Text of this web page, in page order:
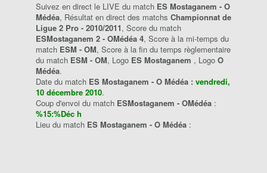
Suivez en direct le LIVE du match ES Mostaganem - O
Médéa, Résultat en direct des matchs Championnat de
Ligue 2 Pro - 2010/2011, Score du match
ESMostaganem 2 - OMédéa 4, Score à la mi-temps du
match ESM - OM, Score à la fin du temps règlementaire
du match ESM - OM, Logo ES Mostaganem , Logo O
Médéa.
Date du match ES Mostaganem - O Médéa : vendredi,
10 décembre 2010.
Coup d'envoi du match ESMostaganem - OMédéa :
%15:%Déc h
Lieu du match ES Mostaganem - O Médéa :